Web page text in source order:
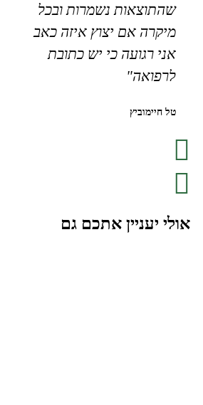
שהתוצאות נשמרות ובכל
מיקרה אם יצוץ איזה כאב
אני רגועה כי יש כתובת
לרפואה"
טל חיימוביץ
אולי יעניין אתכם גם